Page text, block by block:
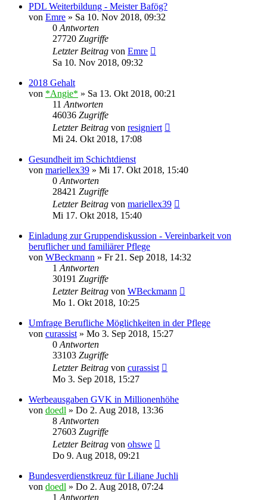
PDL Weiterbildung - Meister Bafög?
von Emre » Sa 10. Nov 2018, 09:32
0 Antworten
27720 Zugriffe
Letzter Beitrag von Emre
Sa 10. Nov 2018, 09:32
2018 Gehalt
von *Angie* » Sa 13. Okt 2018, 00:21
11 Antworten
46036 Zugriffe
Letzter Beitrag von resigniert
Mi 24. Okt 2018, 17:08
Gesundheit im Schichtdienst
von mariellex39 » Mi 17. Okt 2018, 15:40
0 Antworten
28421 Zugriffe
Letzter Beitrag von mariellex39
Mi 17. Okt 2018, 15:40
Einladung zur Gruppendiskussion - Vereinbarkeit von
beruflicher und familiärer Pflege
von WBeckmann » Fr 21. Sep 2018, 14:32
1 Antworten
30191 Zugriffe
Letzter Beitrag von WBeckmann
Mo 1. Okt 2018, 10:25
Umfrage Berufliche Möglichkeiten in der Pflege
von curassist » Mo 3. Sep 2018, 15:27
0 Antworten
33103 Zugriffe
Letzter Beitrag von curassist
Mo 3. Sep 2018, 15:27
Werbeausgaben GVK in Millionenhöhe
von doedl » Do 2. Aug 2018, 13:36
8 Antworten
27603 Zugriffe
Letzter Beitrag von ohswe
Do 9. Aug 2018, 09:21
Bundesverdienstkreuz für Liliane Juchli
von doedl » Do 2. Aug 2018, 07:24
1 Antworten